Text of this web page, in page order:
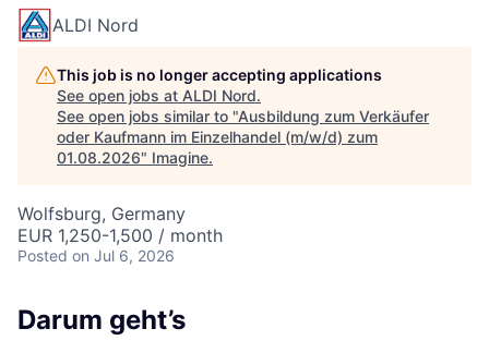
ALDI Nord
This job is no longer accepting applications
See open jobs at ALDI Nord.
See open jobs similar to "Ausbildung zum Verkäufer
oder Kaufmann im Einzelhandel (m/w/d) zum
01.08.2026" Imagine.
Wolfsburg, Germany
EUR 1,250-1,500 / month
Posted on Jul 6, 2026
Darum geht’s